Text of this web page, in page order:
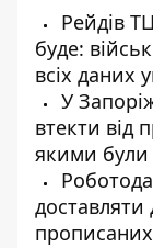
Рейдів
буде:
всіх даних
У
втекти від
якими були
доставляти